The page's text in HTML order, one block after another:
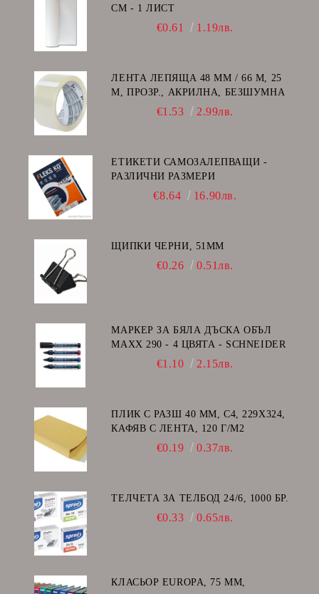
СМ - 1 ЛИСТ
€0.61 1.19лв.
ЛЕНТА ЛЕПЯЩА 48 ММ / 66 М, 25
Μ, ПРОЗР., АКРИЛНА, БЕЗШУМНА
€1.53 2.99лв.
ЕТИКЕТИ САМОЗАЛЕПВАЩИ -
РАЗЛИЧНИ РАЗМЕРИ
€8.64 16.90лв.
ЩИПКИ ЧЕРНИ, 51ММ
€0.26 0.51лв.
МАРКЕР ЗА БЯЛА ДЪСКА ОБЪЛ
MAXX 290 - 4 ЦВЯТА - SCHNEIDER
€1.10 2.15лв.
ПЛИК С РАЗШ 40 MM, C4, 229Х324,
КАФЯВ С ЛЕНТА, 120 Г/М2
€0.19 0.37лв.
ТЕЛЧЕТА ЗА ТЕЛБОД 24/6, 1000 БР.
€0.33 0.65лв.
КЛАСЬОР EUROPA, 75 ММ,